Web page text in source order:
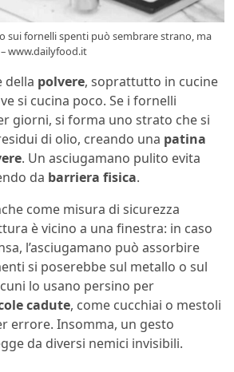
sui fornelli spenti può sembrare strano, ma
www.dailyfood.it
della polvere, soprattutto in cucine
si cucina poco. Se i fornelli
giorni, si forma uno strato che si
di olio, creando una patina
. Un asciugamano pulito evita
da barriera fisica.
come misura di sicurezza
è vicino a una finestra: in caso
l’asciugamano può assorbire
si poserebbe sul metallo o sul
lo usano persino per
cadute, come cucchiai o mestoli
errore. Insomma, un gesto
da diversi nemici invisibili.